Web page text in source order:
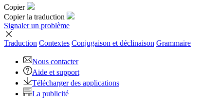
Copier
Copier la traduction
Signaler un problème
Traduction Contextes Conjugaison et déclinaison Grammaire
Nous contacter
Aide et support
Télécharger des applications
La publicité